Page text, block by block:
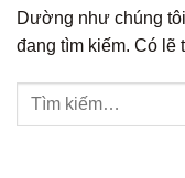
Dường như chúng
đang tìm kiếm. Có lẽ